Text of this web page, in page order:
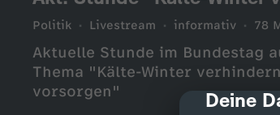
cmp-
Deine
Politik Livestream informativ 78
Aktuelle Stunde im Bundestag
Thema "Kälte-Winter
vorsorgen"